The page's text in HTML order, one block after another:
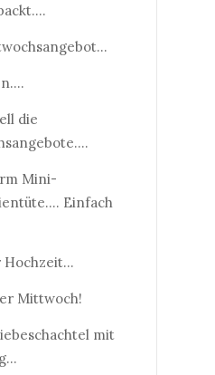
die
Mini-
Einfach
Mittwoch!
mit